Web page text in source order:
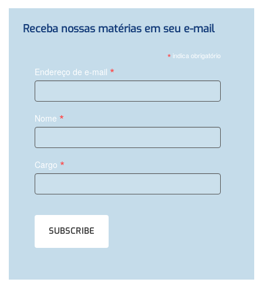
Receba nossas matérias em seu e-mail
*indica obrigatório
Endereço de e-mail *
Nome *
Cargo *